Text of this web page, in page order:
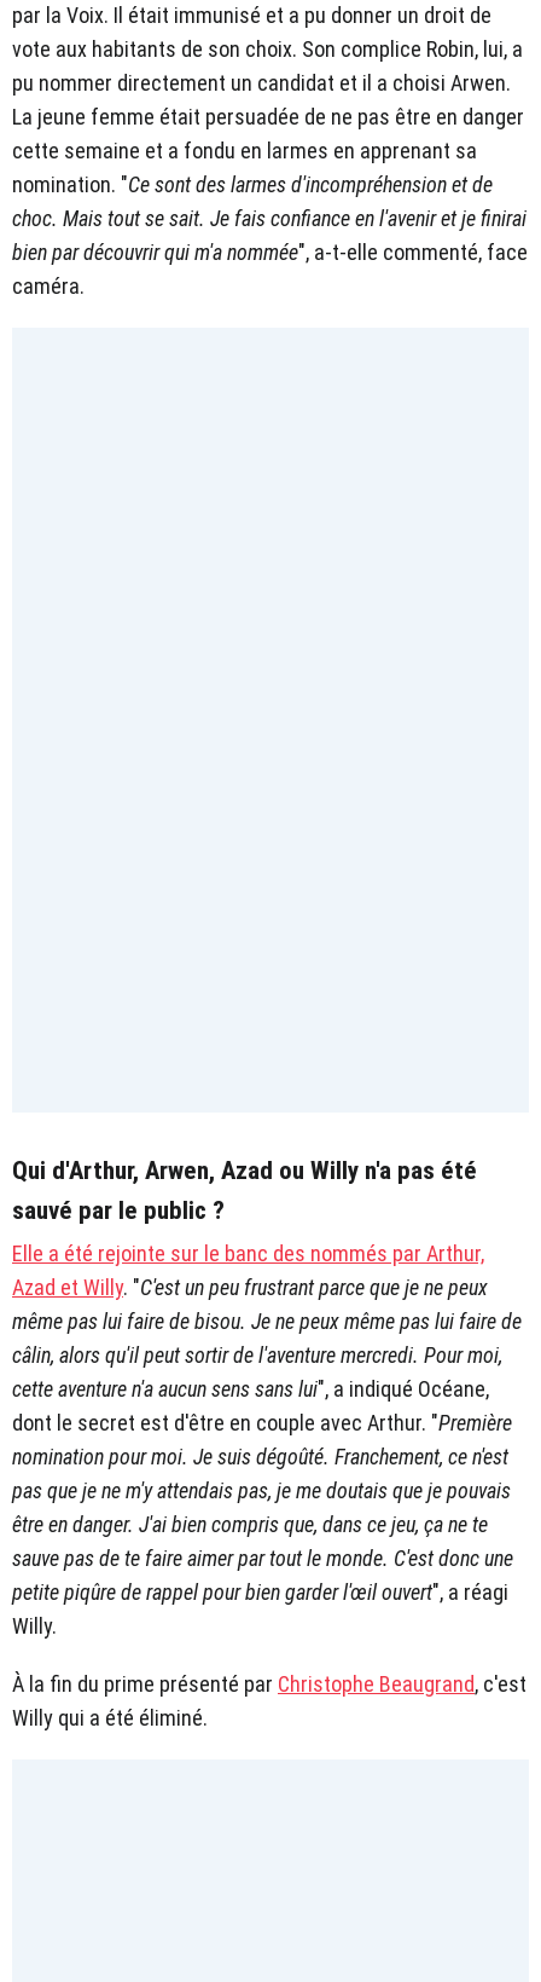
par la Voix. Il était immunisé et a pu donner un droit de
vote aux habitants de son choix. Son complice Robin, lui, a
pu nommer directement un candidat et il a choisi Arwen.
La jeune femme était persuadée de ne pas être en danger
cette semaine et a fondu en larmes en apprenant sa
nomination. "Ce sont des larmes d'incompréhension et de
choc. Mais tout se sait. Je fais confiance en l'avenir et je finirai
bien par découvrir qui m'a nommée", a-t-elle commenté, face
caméra.
Qui d'Arthur, Arwen, Azad ou Willy n'a pas été
sauvé par le public ?
Elle a été rejointe sur le banc des nommés par Arthur,
Azad et Willy. "C'est un peu frustrant parce que je ne peux
même pas lui faire de bisou. Je ne peux même pas lui faire de
câlin, alors qu'il peut sortir de l'aventure mercredi. Pour moi,
cette aventure n'a aucun sens sans lui", a indiqué Océane,
dont le secret est d'être en couple avec Arthur. "Première
nomination pour moi. Je suis dégoûté. Franchement, ce n'est
pas que je ne m'y attendais pas, je me doutais que je pouvais
être en danger. J'ai bien compris que, dans ce jeu, ça ne te
sauve pas de te faire aimer par tout le monde. C'est donc une
petite piqûre de rappel pour bien garder l'œil ouvert", a réagi
Willy.
À la fin du prime présenté par Christophe Beaugrand, c'est
Willy qui a été éliminé.